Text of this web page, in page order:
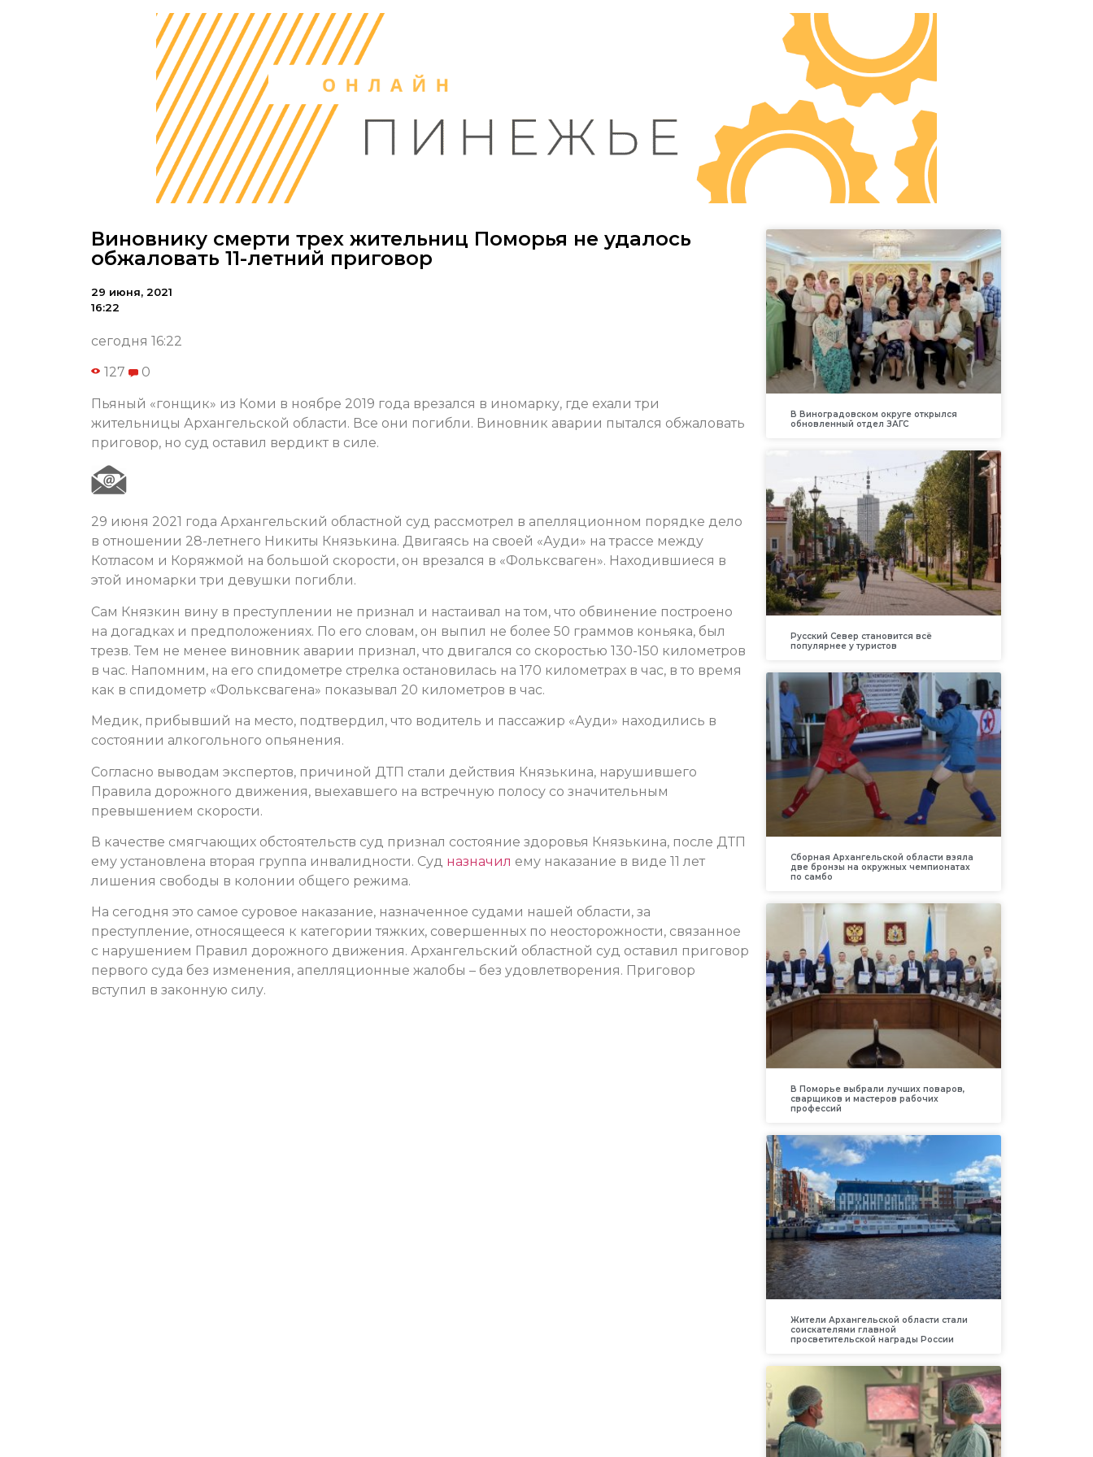
Виновнику смерти трех жительниц Поморья не удалось
обжаловать 11-летний приговор
29 июня, 2021
16:22
сегодня 16:22
127 0
Пьяный «гонщик» из Коми в ноябре 2019 года врезался в иномарку, где ехали три
жительницы Архангельской области. Все они погибли. Виновник аварии пытался обжаловать
приговор, но суд оставил вердикт в силе.
29 июня 2021 года Архангельский областной суд рассмотрел в апелляционном порядке дело
в отношении 28-летнего Никиты Князькина. Двигаясь на своей «Ауди» на трассе между
Котласом и Коряжмой на большой скорости, он врезался в «Фольксваген». Находившиеся в
этой иномарки три девушки погибли.
Сам Князкин вину в преступлении не признал и настаивал на том, что обвинение построено
на догадках и предположениях. По его словам, он выпил не более 50 граммов коньяка, был
трезв. Тем не менее виновник аварии признал, что двигался со скоростью 130-150 километров
в час. Напомним, на его спидометре стрелка остановилась на 170 километрах в час, в то время
как в спидометр «Фольксвагена» показывал 20 километров в час.
Медик, прибывший на место, подтвердил, что водитель и пассажир «Ауди» находились в
состоянии алкогольного опьянения.
Согласно выводам экспертов, причиной ДТП стали действия Князькина, нарушившего
Правила дорожного движения, выехавшего на встречную полосу со значительным
превышением скорости.
В качестве смягчающих обстоятельств суд признал состояние здоровья Князькина, после ДТП
ему установлена вторая группа инвалидности. Суд назначил ему наказание в виде 11 лет
лишения свободы в колонии общего режима.
На сегодня это самое суровое наказание, назначенное судами нашей области, за
преступление, относящееся к категории тяжких, совершенных по неосторожности, связанное
с нарушением Правил дорожного движения. Архангельский областной суд оставил приговор
первого суда без изменения, апелляционные жалобы – без удовлетворения. Приговор
вступил в законную силу.
В Виноградовском округе открылся
обновленный отдел ЗАГС
Русский Север становится всё
популярнее у туристов
Сборная Архангельской области взяла
две бронзы на окружных чемпионатах
по самбо
В Поморье выбрали лучших поваров,
сварщиков и мастеров рабочих
профессий
Жители Архангельской области стали
соискателями главной
просветительской награды России